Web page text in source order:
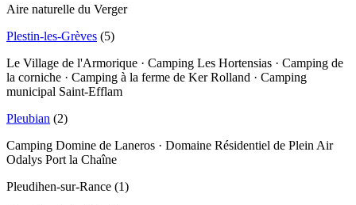
Aire naturelle du Verger
Plestin-les-Grèves (5)
Le Village de l'Armorique · Camping Les Hortensias · Camping de
la corniche · Camping à la ferme de Ker Rolland · Camping
municipal Saint-Efflam
Pleubian (2)
Camping Domine de Laneros · Domaine Résidentiel de Plein Air
Odalys Port la Chaîne
Pleudihen-sur-Rance (1)